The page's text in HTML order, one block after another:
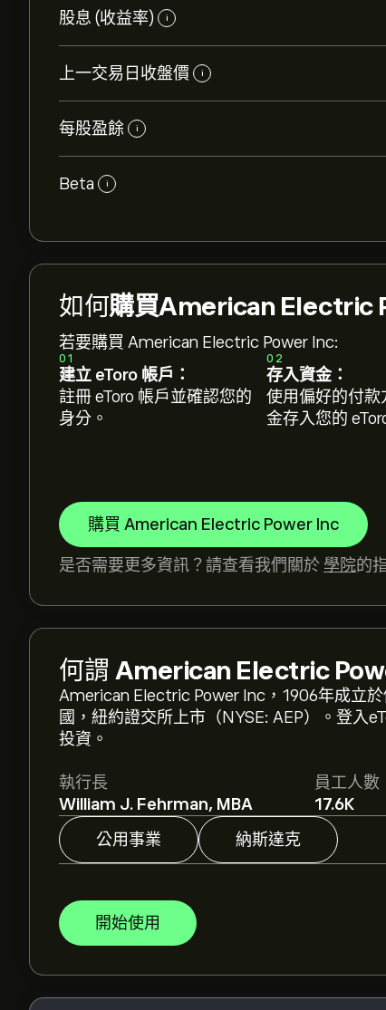
股息 (收益率) i
上一交易日收盤價 i
每股盈餘 i
Beta i
如何購買American Electric
若要購買 American Electric Power Inc:
01
建立 eToro 帳戶：
註冊 eToro 帳戶並確認您的
身分。
02
存入資金：
使用偏好的付款
金存入您的
購買 American Electric Power Inc
是否需要更多資訊？請查看我們關於 學院的
何謂 American Electric
American Electric Power Inc，1906年成立
國，紐約證交所上市（NYSE: AEP）。登入
投資。
執行長
William J. Fehrman, MBA
員工人數
17.6K
公用事業
納斯達克
開始使用
AEP 現價為‎$‎126.10。
American Electric Power Inc 的平均目標價
及目標價格。
分析師根據市場趨勢、財務報告和預期增長
預測以了解未來價格走勢。
American Electric Power Inc 的市值是
根據 13 位分析師在過去三個月對 AEP 的建